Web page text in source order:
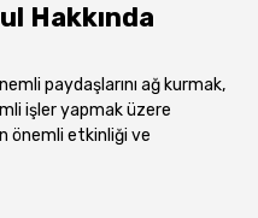
Hakkında
paydaşlarını ağ kurmak,
işler yapmak üzere
önemli etkinliği ve